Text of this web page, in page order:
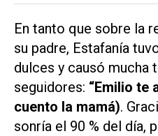
En tanto que sobre la
su padre, Estafanía
dulces y causó mucha
seguidores: “Emilio te
cuento la mamá).
sonría el 90 % del día,